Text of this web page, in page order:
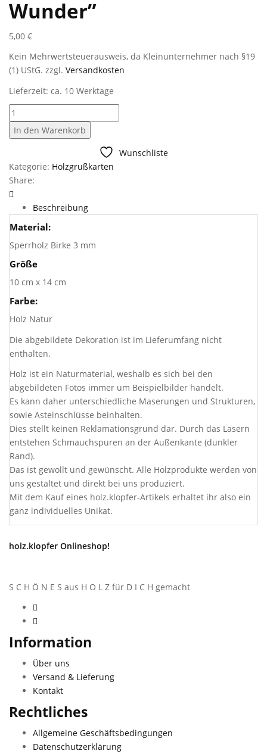
Wunder”
5,00 €
Kein Mehrwertsteuerausweis, da Kleinunternehmer nach §19
(1) UStG. zzgl. Versandkosten
Lieferzeit: ca. 10 Werktage
Holzkarte
"Hallo
kleines
Menge
In den Warenkorb
Wunschliste
Kategorie: Holzgrußkarten
Share:
Beschreibung
Material:
Sperrholz Birke 3 mm
Größe
10 cm x 14 cm
Farbe:
Holz Natur
Die abgebildete Dekoration ist im Lieferumfang nicht
enthalten.
Holz ist ein Naturmaterial, weshalb es sich bei den
abgebildeten Fotos immer um Beispielbilder handelt.
Es kann daher unterschiedliche Maserungen und Strukturen,
sowie Asteinschlüsse beinhalten.
Dies stellt keinen Reklamationsgrund dar. Durch das Lasern
entstehen Schmauchspuren an der Außenkante (dunkler
Rand).
Das ist gewollt und gewünscht. Alle Holzprodukte werden von
uns gestaltet und direkt bei uns produziert.
Mit dem Kauf eines holz.klopfer-Artikels erhaltet ihr also ein
ganz individuelles Unikat.
holz.klopfer Onlineshop!
S C H Ö N E S aus H O L Z für D I C H gemacht
Information
Über uns
Versand & Lieferung
Kontakt
Rechtliches
Allgemeine Geschäftsbedingungen
Datenschutzerklärung